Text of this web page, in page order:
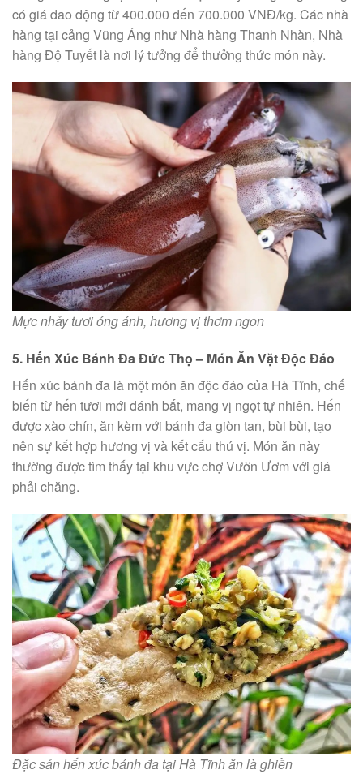
có giá dao động từ 400.000 đến 700.000 VNĐ/kg. Các nhà
hàng tại cảng Vũng Áng như Nhà hàng Thanh Nhàn, Nhà
hàng Độ Tuyết là nơi lý tưởng để thưởng thức món này.
Mực nhảy tươi óng ánh, hương vị thơm ngon
5. Hến Xúc Bánh Đa Đức Thọ – Món Ăn Vặt Độc Đáo
Hến xúc bánh đa là một món ăn độc đáo của Hà Tĩnh, chế
biến từ hến tươi mới đánh bắt, mang vị ngọt tự nhiên. Hến
được xào chín, ăn kèm với bánh đa giòn tan, bùi bùi, tạo
nên sự kết hợp hương vị và kết cấu thú vị. Món ăn này
thường được tìm thấy tại khu vực chợ Vườn Ươm với giá
phải chăng.
Đặc sản hến xúc bánh đa tại Hà Tĩnh ăn là ghiền